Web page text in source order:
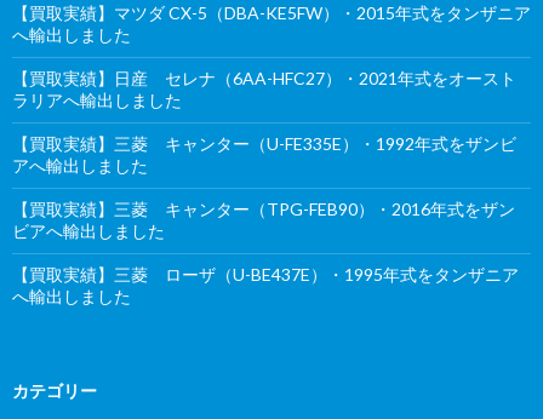
【買取実績】マツダ CX-5（DBA-KE5FW）・2015年式をタンザニア
へ輸出しました
【買取実績】日産 セレナ（6AA-HFC27）・2021年式をオースト
ラリアへ輸出しました
【買取実績】三菱 キャンター（U-FE335E）・1992年式をザンビ
アへ輸出しました
【買取実績】三菱 キャンター（TPG-FEB90）・2016年式をザン
ビアへ輸出しました
【買取実績】三菱 ローザ（U-BE437E）・1995年式をタンザニア
へ輸出しました
カテゴリー